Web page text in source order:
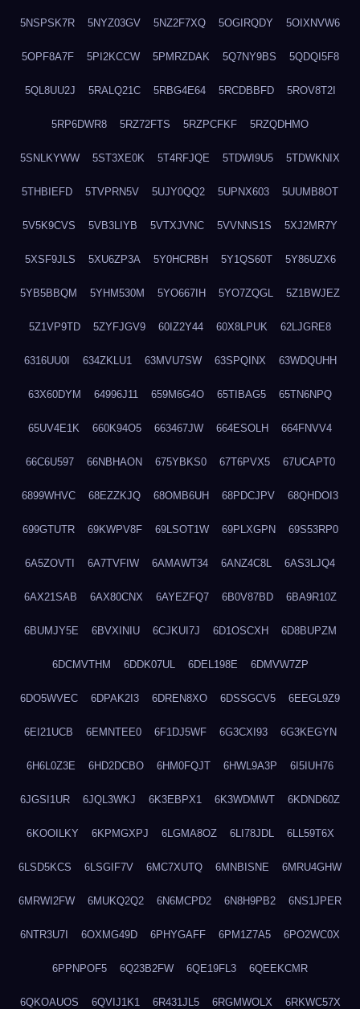
5NSPSK7R 5NYZ03GV 5NZ2F7XQ 5OGIRQDY 5OIXNVW6
5OPF8A7F 5PI2KCCW 5PMRZDAK 5Q7NY9BS 5QDQI5F8
5QL8UU2J 5RALQ21C 5RBG4E64 5RCDBBFD 5ROV8T2I
5RP6DWR8 5RZ72FTS 5RZPCFKF 5RZQDHMO
5SNLKYWW 5ST3XE0K 5T4RFJQE 5TDWI9U5 5TDWKNIX
5THBIEFD 5TVPRN5V 5UJY0QQ2 5UPNX603 5UUMB8OT
5V5K9CVS 5VB3LIYB 5VTXJVNC 5VVNNS1S 5XJ2MR7Y
5XSF9JLS 5XU6ZP3A 5Y0HCRBH 5Y1QS60T 5Y86UZX6
5YB5BBQM 5YHM530M 5YO667IH 5YO7ZQGL 5Z1BWJEZ
5Z1VP9TD 5ZYFJGV9 60IZ2Y44 60X8LPUK 62LJGRE8
6316UU0I 634ZKLU1 63MVU7SW 63SPQINX 63WDQUHH
63X60DYM 64996J11 659M6G4O 65TIBAG5 65TN6NPQ
65UV4E1K 660K94O5 663467JW 664ESOLH 664FNVV4
66C6U597 66NBHAON 675YBKS0 67T6PVX5 67UCAPT0
6899WHVC 68EZZKJQ 68OMB6UH 68PDCJPV 68QHDOI3
699GTUTR 69KWPV8F 69LSOT1W 69PLXGPN 69S53RP0
6A5ZOVTI 6A7TVFIW 6AMAWT34 6ANZ4C8L 6AS3LJQ4
6AX21SAB 6AX80CNX 6AYEZFQ7 6B0V87BD 6BA9R10Z
6BUMJY5E 6BVXINIU 6CJKUI7J 6D1OSCXH 6D8BUPZM
6DCMVTHM 6DDK07UL 6DEL198E 6DMVW7ZP
6DO5WVEC 6DPAK2I3 6DREN8XO 6DSSGCV5 6EEGL9Z9
6EI21UCB 6EMNTEE0 6F1DJ5WF 6G3CXI93 6G3KEGYN
6H6L0Z3E 6HD2DCBO 6HM0FQJT 6HWL9A3P 6I5IUH76
6JGSI1UR 6JQL3WKJ 6K3EBPX1 6K3WDMWT 6KDND60Z
6KOOILKY 6KPMGXPJ 6LGMA8OZ 6LI78JDL 6LL59T6X
6LSD5KCS 6LSGIF7V 6MC7XUTQ 6MNBISNE 6MRU4GHW
6MRWI2FW 6MUKQ2Q2 6N6MCPD2 6N8H9PB2 6NS1JPER
6NTR3U7I 6OXMG49D 6PHYGAFF 6PM1Z7A5 6PO2WC0X
6PPNPOF5 6Q23B2FW 6QE19FL3 6QEEKCMR
6QKOAUOS 6QVIJ1K1 6R431JL5 6RGMWOLX 6RKWC57X